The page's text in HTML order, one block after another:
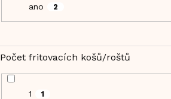
ano 2
Počet fritovacích košů/roštů
1 1